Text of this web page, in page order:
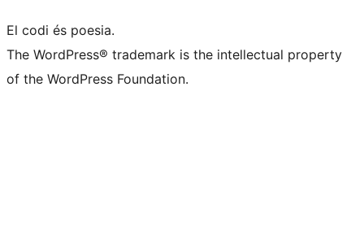
El codi és poesia.
The WordPress® trademark is the intellectual property
of the WordPress Foundation.